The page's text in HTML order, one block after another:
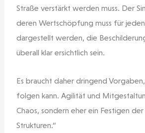
Straße verstärkt werden muss. Der
deren Wertschöpfung muss für
dargestellt werden, die
überall klar ersichtlich sein.
Es braucht daher dringend
folgen kann. Agilität und
Chaos, sondern eher ein Festigen
Strukturen.“